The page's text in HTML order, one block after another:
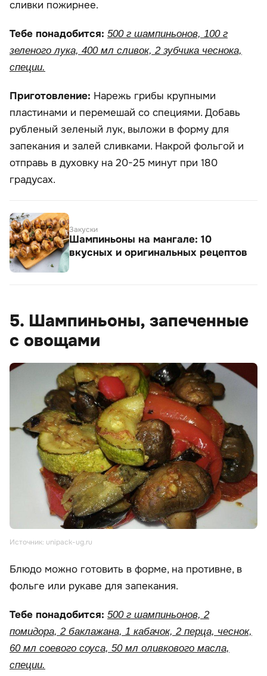
сливки пожирнее.
Тебе понадобится: 500 г шампиньонов, 100 г
зеленого лука, 400 мл сливок, 2 зубчика чеснока,
специи.
Приготовление: Нарежь грибы крупными
пластинами и перемешай со специями. Добавь
рубленый зеленый лук, выложи в форму для
запекания и залей сливками. Накрой фольгой и
отправь в духовку на 20-25 минут при 180
градусах.
Закуски
Шампиньоны на мангале: 10
вкусных и оригинальных рецептов
5. Шампиньоны, запеченные
с овощами
Источник: unipack-ug.ru
Блюдо можно готовить в форме, на противне, в
фольге или рукаве для запекания.
Тебе понадобится: 500 г шампиньонов, 2
помидора, 2 баклажана, 1 кабачок, 2 перца, чеснок,
60 мл соевого соуса, 50 мл оливкового масла,
специи.